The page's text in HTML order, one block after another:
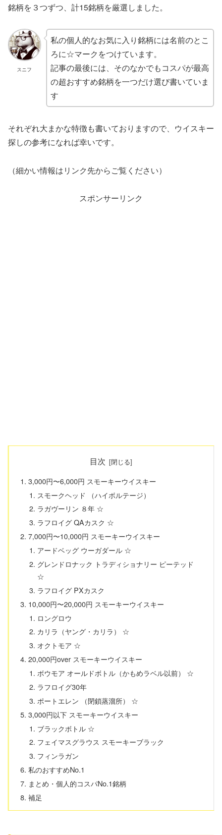
銘柄を３つずつ、計15銘柄を厳選しました。
スニフ
私の個人的なお気に入り銘柄には名前のとこ
ろに☆マークをつけています。
記事の最後には、そのなかでもコスパが最高
の超おすすめ銘柄を一つだけ選び書いていま
す
それぞれ大まかな特徴も書いておりますので、ウイスキー
探しの参考になれば幸いです。
（細かい情報はリンク先からご覧ください）
スポンサーリンク
目次
3,000円〜6,000円 スモーキーウイスキー
スモークヘッド （ハイボルテージ）
ラガヴーリン ８年 ☆
ラフロイグ QAカスク ☆
7,000円〜10,000円 スモーキーウイスキー
アードベッグ ウーガダール ☆
グレンドロナック トラディショナリー ピーテッド
☆
ラフロイグ PXカスク
10,000円〜20,000円 スモーキーウイスキー
ロングロウ
カリラ（ヤング・カリラ） ☆
オクトモア ☆
20,000円over スモーキーウイスキー
ボウモア オールドボトル（かもめラベル以前） ☆
ラフロイグ30年
ポートエレン （閉鎖蒸溜所） ☆
3,000円以下 スモーキーウイスキー
ブラックボトル ☆
フェイマスグラウス スモーキーブラック
フィンラガン
私のおすすめNo.1
まとめ・個人的コスパNo.1銘柄
補足